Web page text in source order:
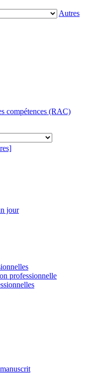
Autres
compétences (RAC)
jour
professionnelle